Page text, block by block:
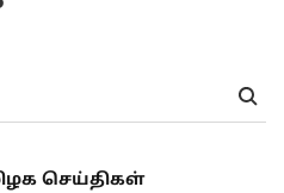
செய்திகள்